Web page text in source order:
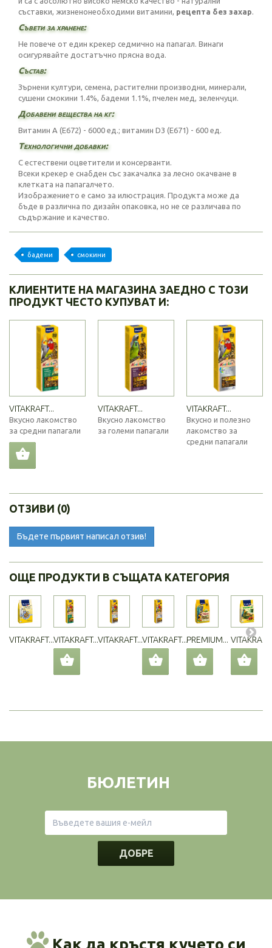
съставки, жизненонеобходими витамини, рецепта без захар.
Съвети за хранене:
Не повече от един крекер седмично на папагал. Винаги
осигурявайте достатъчно прясна вода.
Състав:
Зърнени култури, семена, растителни производни, минерали,
сушени смокини 1.4%, бадеми 1.1%, пчелен мед, зеленчуци.
Добавени вещества на кг:
Витамин А (Е672) - 6000 ед.; витамин D3 (E671) - 600 ед.
Технологични добавки:
С естествени оцветители и консерванти.
Всеки крекер е снабден със закачалка за лесно окачване в
клетката на папагалчето.
Изображението е само за илюстрация. Продукта може да
бъде в различна по дизайн опаковка, но не се различава по
съдържание и качество.
бадеми смокини
КЛИЕНТИТЕ НА МАГАЗИНА ЗАЕДНО С ТОЗИ
ПРОДУКТ ЧЕСТО КУПУВАТ И:
VITAKRAFT...
Вкусно лакомство
за средни папагали
VITAKRAFT...
Вкусно лакомство
за големи папагали
VITAKRAFT...
Вкусно и полезно
лакомство за
средни папагали
ОТЗИВИ (0)
Бъдете първият написал отзив!
ОЩЕ ПРОДУКТИ В СЪЩАТА КАТЕГОРИЯ
VITAKRAFT...VITAKRAFT...VITAKRAFT...VITAKRAFT...PREMIUM...
БЮЛЕТИН
ДОБРЕ
Как да кръстя кучето си